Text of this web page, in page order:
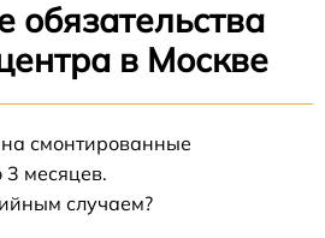
обязательства
в Москве
на смонтированные
месяцев.
случаем?